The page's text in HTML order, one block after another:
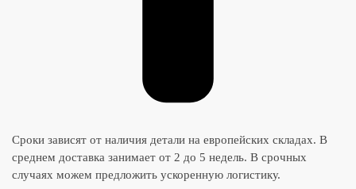
Сроки зависят от наличия детали на европейских складах. В
среднем доставка занимает от 2 до 5 недель. В срочных
случаях можем предложить ускоренную логистику.